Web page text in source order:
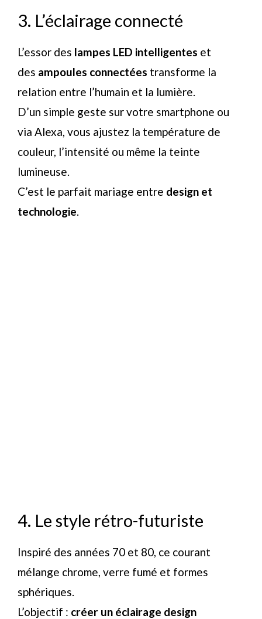
3. L’éclairage connecté
L’essor des lampes LED intelligentes et
des ampoules connectées transforme la
relation entre l’humain et la lumière.
D’un simple geste sur votre smartphone ou
via Alexa, vous ajustez la température de
couleur, l’intensité ou même la teinte
lumineuse.
C’est le parfait mariage entre design et
technologie.
4. Le style rétro-futuriste
Inspiré des années 70 et 80, ce courant
mélange chrome, verre fumé et formes
sphériques.
L’objectif : créer un éclairage design